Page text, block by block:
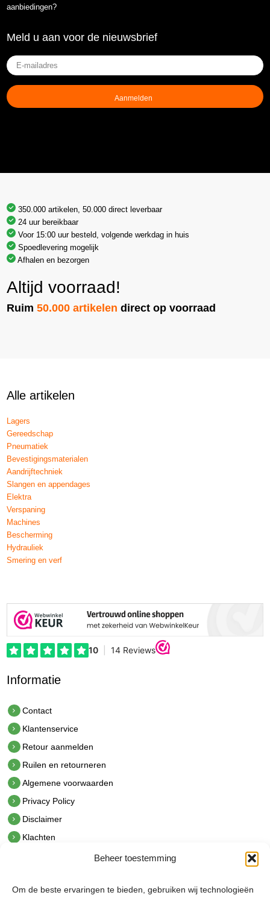
Beheer toestemming
Om de beste ervaringen te bieden, gebruiken wij technologieën
aanbiedingen?
Meld u aan voor de nieuwsbrief
E-
mailadres
(Vereist)
350.000 artikelen, 50.000 direct leverbaar
24 uur bereikbaar
Voor 15:00 uur besteld, volgende werkdag in huis
Spoedlevering mogelijk
Afhalen en bezorgen
Altijd voorraad!
Ruim50.000 artikelen direct op voorraad
Alle artikelen
Lagers
Gereedschap
Pneumatiek
Bevestigingsmaterialen
Aandrijftechniek
Slangen en appendages
Elektra
Verspaning
Machines
Bescherming
Hydrauliek
Smering en verf
Informatie
Contact
Klantenservice
Retour aanmelden
Ruilen en retourneren
Algemene voorwaarden
Privacy Policy
Disclaimer
Klachten
hetindustriehuis B.V.